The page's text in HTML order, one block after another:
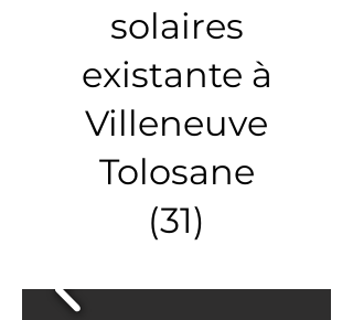
solaires
existante à
Villeneuve
Tolosane
(31)